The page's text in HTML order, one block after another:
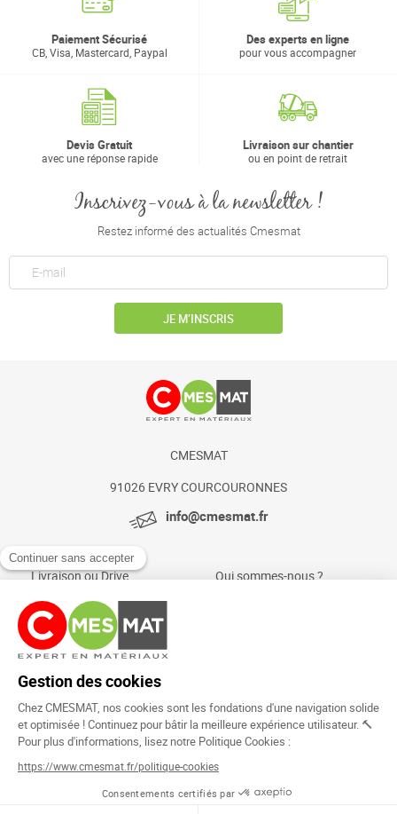
Paiement Sécurisé
CB, Visa, Mastercard, Paypal
Des experts en ligne
pour vous accompagner
Devis Gratuit
avec une réponse rapide
Livraison sur chantier
ou en point de retrait
Inscrivez-vous à la newsletter !
Restez informé des actualités Cmesmat
JE M’INSCRIS
CMESMAT
91026 EVRY COURCOURONNES
info@cmesmat.fr
Livraison ou Drive
Paiement sécurisé
Foire aux questions
Qui sommes-nous ?
Rejoignez la
communauté !
Copyright © 2024.